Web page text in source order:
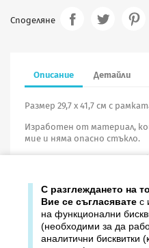
Споделяне
Описание Детайли
Размер 29,7 х 41,7 см с
Изработен от материал,
мие и няма опасно стъкло.
С разглеждането на
Вие се съгласявате с
на функционални
(необходими за да
аналитични бисквитки